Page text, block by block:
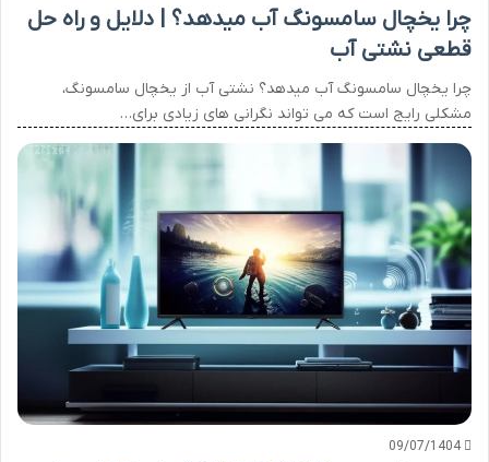
چرا یخچال سامسونگ آب میدهد؟ | دلایل و راه حل
قطعی نشتی آب
چرا یخچال سامسونگ آب میدهد؟ نشتی آب از یخچال سامسونگ،
مشکلی رایج است که می تواند نگرانی های زیادی برای…
09/07/1404